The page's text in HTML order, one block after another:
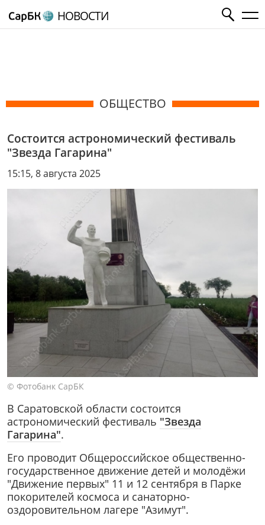
НОВОСТИ
ОБЩЕСТВО
Состоится астрономический фестиваль
"Звезда Гагарина"
15:15, 8 августа 2025
© Фотобанк СарБК
В Саратовской области состоится
астрономический фестиваль "Звезда
Гагарина".
Его проводит Общероссийское общественно-
государственное движение детей и молодёжи
"Движение первых" 11 и 12 сентября в Парке
покорителей космоса и санаторно-
оздоровительном лагере "Азимут".